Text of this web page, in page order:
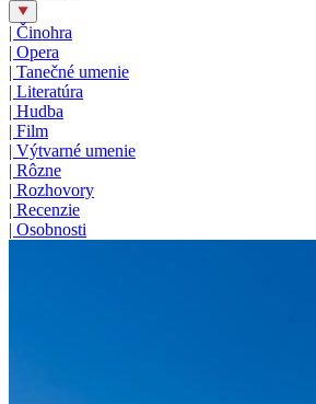
| Činohra
| Opera
| Tanečné umenie
| Literatúra
| Hudba
| Film
| Výtvarné umenie
| Rôzne
| Rozhovory
| Recenzie
| Osobnosti